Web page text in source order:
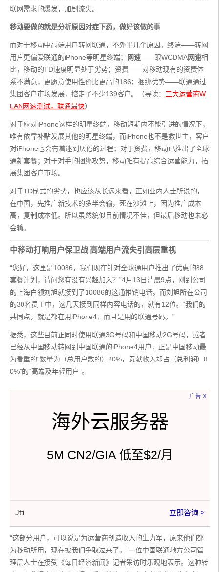
联网需求的爆发，加剧流失。
移动要做的就是分析原因对症下药，做好该做的事
而对于移动中高端用户转网联通，不外乎几个原因。终端——转网
用户更偏爱联通的iPhone等明星终端；
网速——跟WCDMA网速相
比，移动的TD速度明显处于劣势；资费——对移动现有的资费体
系不满意，更愿意使用性价比更高的186；捆绑优势——联通通过
集团客户市场发展，挖走了不少139客户。（导读： 三大运营商W
LAN网速测试，联通最快）
对于应对iPhone这样的明星终端，移动短期内不能引进的情况下，
唯有依靠补贴发展其他的明星终端，而iPhone也不是救世主，客户
对iPhone也会有着迷到厌倦的过程；对于资费，移动已推出了全球
通新套餐；对于对手的捆绑攻势，移动唯有提高综合运营能力，拓
展集团客户市场。
对于TD制式的劣势，也应该从长远来看，正如业内人士所说的，
在中国，先推广新技术的多半会输，死在沙滩上，因为推广成本
高，复制成本低。所以虽然貌似目前情况不佳，但最后移动也未必
会输。
中移动打响用户保卫战 高端用户流失引高层重视
“您好，这里是10086，我们现在针对全球通用户推出了优惠的88
套餐计划，请问您有没有兴趣加入？”4月13日清晨9点，刚到公司
的上海白领刘旭就接到了10086的这通推销电话。而刘旭所在公司
的30名员工中，这几天接到同样内容电话的，就有12位。“我们的
共同点，就是都在用iPhone4，而且是用的联通号码。”
据悉，这些目前正同时使用联通3G号码和中国移动2G号码，或者
已经从中国移动转网到中国联通的iPhone4用户，正是中国移动最
为看重的“数量为（总用户数的）20%，贡献收入却占（总利润）8
0%”的“高端及年轻用户”。
广告
海外云服务器
5M CN2/GIA 低至$2/月
Jtti 立即咨询 >
x
“这部分用户，可以说是为运营商创造收入的生力军，原来他们都
为移动所用，现在被我们争取过来了。”一位中国联通地方公司管
理层人士在接受《每日经济新闻》记者采访时乐观地表示。这种转